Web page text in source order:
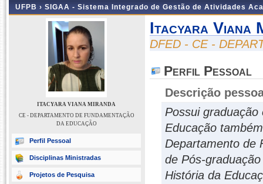
UFPB › SIGAA - Sistema Integrado de Gestão de Atividades
ITACYARA VIANA MIRANDA
CE - DEPARTAMENTO DE FUNDAMENTAÇÃO
DA EDUCAÇÃO
Perfil Pessoal
Disciplinas Ministradas
Projetos de Pesquisa
Itacyara Viana
DFED - CE -
Perfil Pessoal
Descrição
Possui
Educação
Departamento de
de Pós-
História da